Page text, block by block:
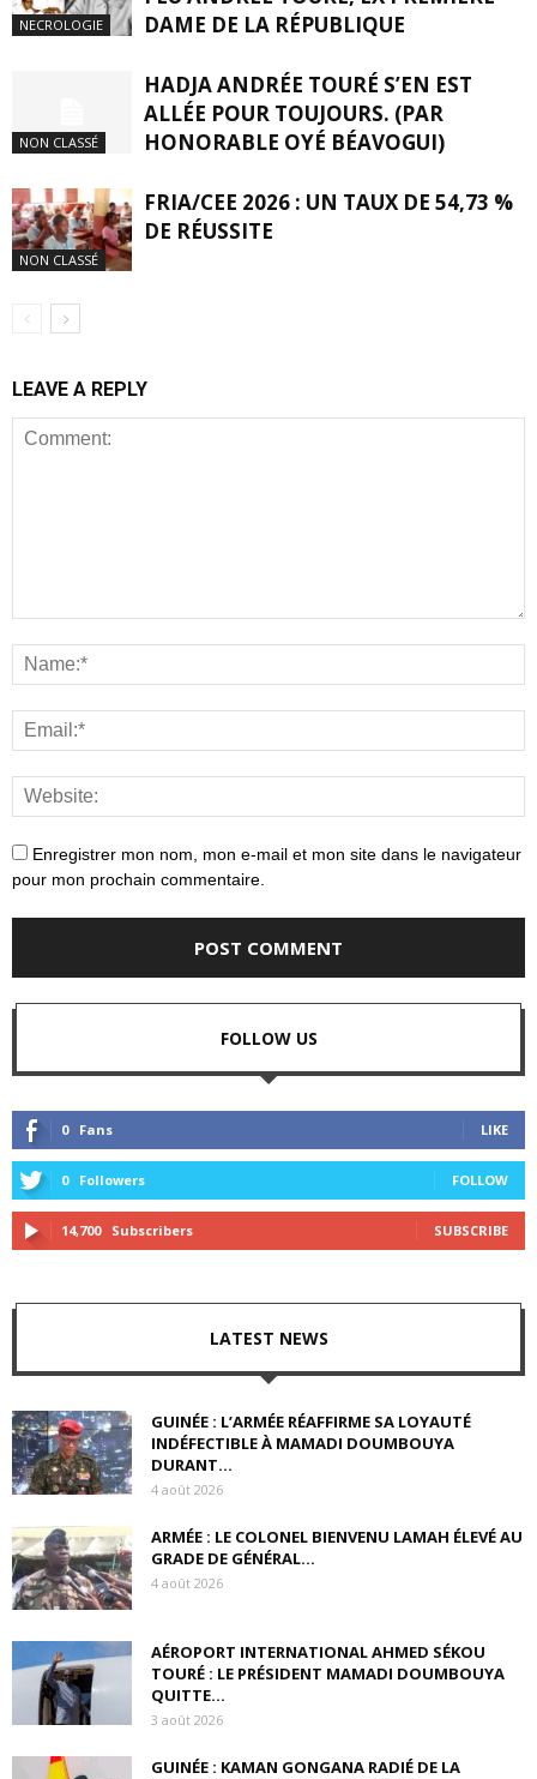
NECROLOGIE
DAME DE LA RÉPUBLIQUE
NON CLASSÉ
HADJA ANDRÉE TOURÉ S’EN EST
ALLÉE POUR TOUJOURS. (PAR
HONORABLE OYÉ BÉAVOGUI)
NON CLASSÉ
FRIA/CEE 2026 : UN TAUX DE 54,73 %
DE RÉUSSITE
LEAVE A REPLY
Enregistrer mon nom, mon e-mail et mon site dans le navigateur
pour mon prochain commentaire.
FOLLOW US
0 Fans LIKE
0 Followers FOLLOW
14,700 Subscribers SUBSCRIBE
LATEST NEWS
GUINÉE : L’ARMÉE RÉAFFIRME SA LOYAUTÉ
INDÉFECTIBLE À MAMADI DOUMBOUYA
DURANT...
4 août 2026
ARMÉE : LE COLONEL BIENVENU LAMAH ÉLEVÉ AU
GRADE DE GÉNÉRAL...
4 août 2026
AÉROPORT INTERNATIONAL AHMED SÉKOU
TOURÉ : LE PRÉSIDENT MAMADI DOUMBOUYA
QUITTE...
3 août 2026
GUINÉE : KAMAN GONGANA RADIÉ DE LA